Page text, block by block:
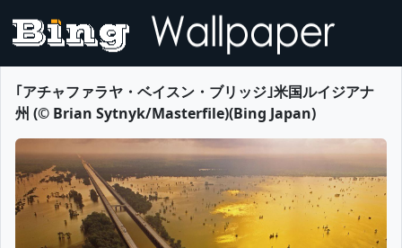
｢アチャファラヤ・ベイスン・ブリッジ｣米国ルイジアナ
州 (© Brian Sytnyk/Masterfile)(Bing Japan)